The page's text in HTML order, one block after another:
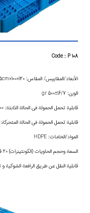
Code : P 108
الأبعاد/المقاييس/ المقاس: 120×100×15cm
الوزن: 16/7±500 gr
قابلية تحمل الحمولة في الحالة الثابتة: 3000 kg
قابلية تحمل الحمولة في الحالة المتحركة: 1250 kg
المواد/الخامات: HDPE
السعة وحجم الحاويات (الكونتينرات) 20 قدم : 570 pcs
قابلية النقل عن طريق الرافعة الشوكية و Pallet jack جك باليت (بليت جك/جاك البليت